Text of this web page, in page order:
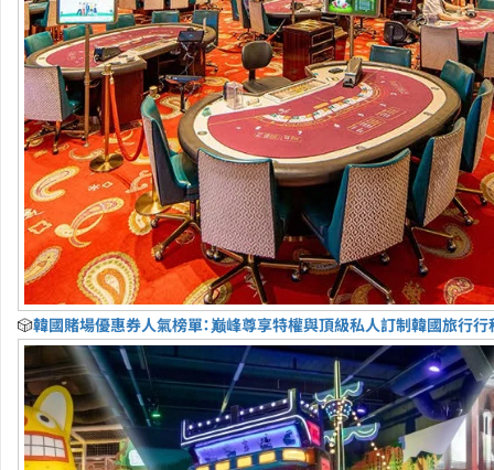
🎲韓國賭場優惠券人氣榜單：巅峰尊享特權與頂級私人訂制韓國旅行行